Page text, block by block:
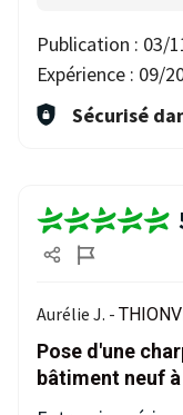
Publication : 03/
Expérience : 09/
Sécurisé
Aurélie J. -
Pose d'une
bâtiment neuf